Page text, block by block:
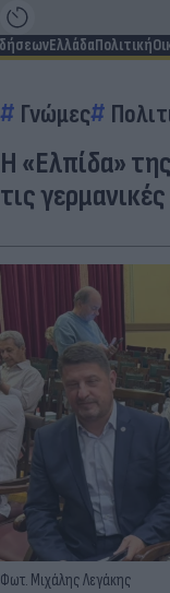
ΕλλάδαΠολιτική
Γνώμες
H «Ελπίδα»
τις
Φωτ. Μιχάλης Λεγάκης